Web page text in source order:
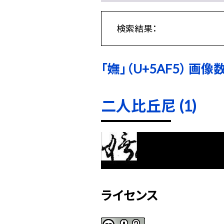
検索結果：
「嫵」（U+5AF5） 画像
二人比丘尼 (1)
ライセンス